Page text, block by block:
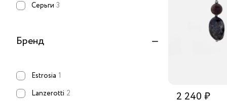
Серьги 3
Бренд
Estrosia 1
Lanzerotti 2
2 240 ₽